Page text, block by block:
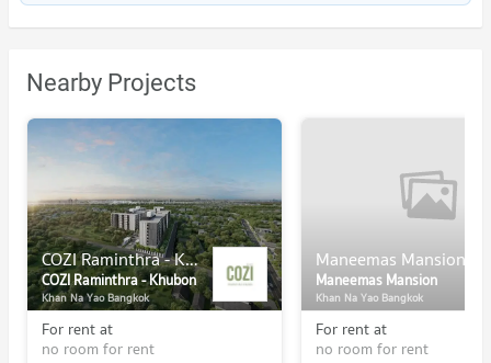
Nearby Projects
COZI Raminthra - Khubon
COZI Raminthra - Khubon
Khan Na Yao Bangkok
For rent at
no room for rent
Maneemas Mansion
Maneemas Mansion
Khan Na Yao Bangkok
For rent at
no room for rent